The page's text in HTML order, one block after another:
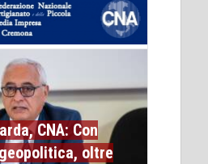
CNA: Con
oltre